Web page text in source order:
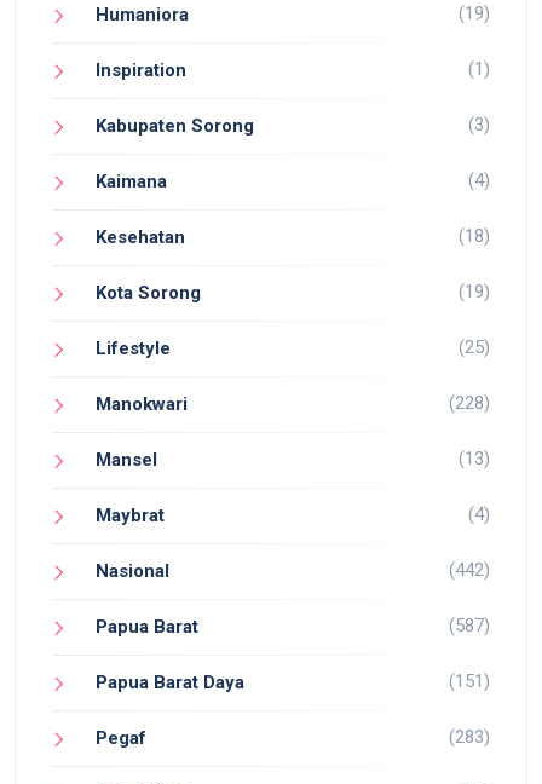
Humaniora (19)
Inspiration (1)
Kabupaten Sorong (3)
Kaimana (4)
Kesehatan (18)
Kota Sorong (19)
Lifestyle (25)
Manokwari (228)
Mansel (13)
Maybrat (4)
Nasional (442)
Papua Barat (587)
Papua Barat Daya (151)
Pegaf (283)